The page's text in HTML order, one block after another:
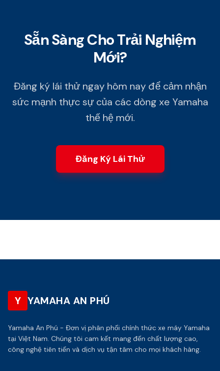
Sẵn Sàng Cho Trải Nghiệm
Mới?
Đăng ký lái thử ngay hôm nay để cảm nhận
sức mạnh thực sự của các dòng xe Yamaha
thế hệ mới.
Đăng Ký Lái Thử
Y YAMAHA AN PHÚ
Yamaha An Phú - Đơn vị phân phối chính thức xe máy Yamaha
tại Việt Nam. Chúng tôi cam kết mang đến chất lượng cao,
công nghệ tiên tiến và dịch vụ tận tâm cho mọi khách hàng.